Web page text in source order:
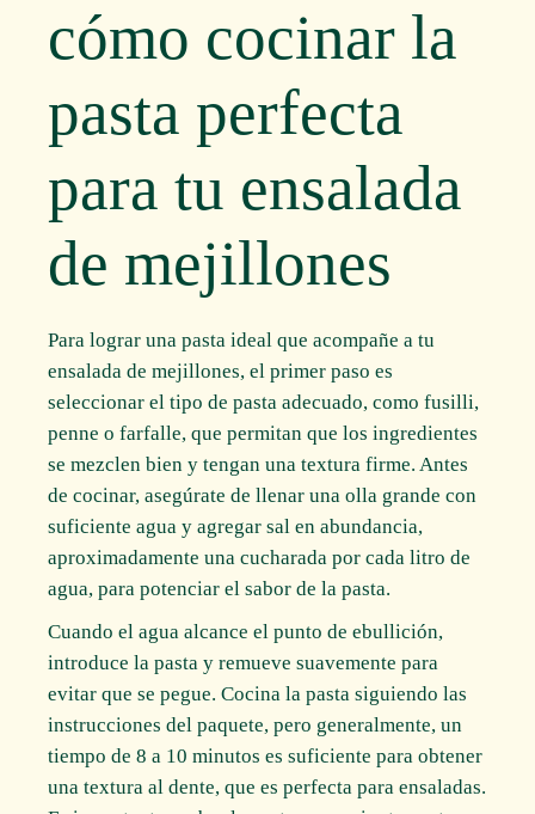
cómo cocinar la
pasta perfecta
para tu ensalada
de mejillones
Para lograr una pasta ideal que acompañe a tu
ensalada de mejillones, el primer paso es
seleccionar el tipo de pasta adecuado, como fusilli,
penne o farfalle, que permitan que los ingredientes
se mezclen bien y tengan una textura firme. Antes
de cocinar, asegúrate de llenar una olla grande con
suficiente agua y agregar sal en abundancia,
aproximadamente una cucharada por cada litro de
agua, para potenciar el sabor de la pasta.
Cuando el agua alcance el punto de ebullición,
introduce la pasta y remueve suavemente para
evitar que se pegue. Cocina la pasta siguiendo las
instrucciones del paquete, pero generalmente, un
tiempo de 8 a 10 minutos es suficiente para obtener
una textura al dente, que es perfecta para ensaladas.